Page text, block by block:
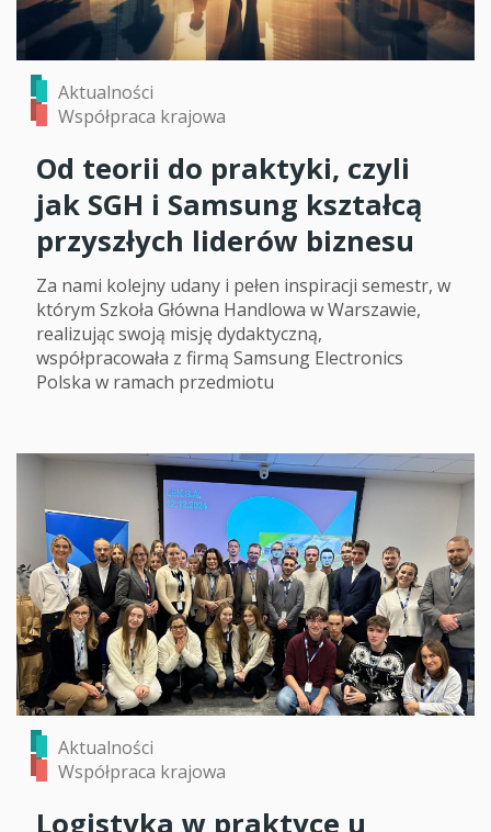
Aktualności
Współpraca krajowa
Od teorii do praktyki, czyli
jak SGH i Samsung kształcą
przyszłych liderów biznesu
Za nami kolejny udany i pełen inspiracji semestr, w
którym Szkoła Główna Handlowa w Warszawie,
realizując swoją misję dydaktyczną,
współpracowała z firmą Samsung Electronics
Polska w ramach przedmiotu
Aktualności
Współpraca krajowa
Logistyka w praktyce u